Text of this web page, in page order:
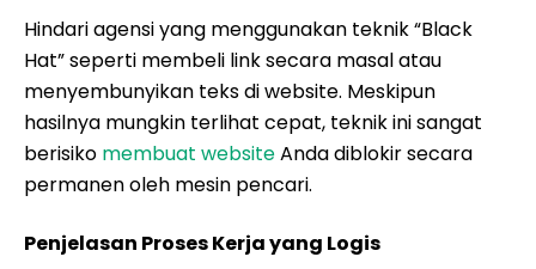
Hindari agensi yang menggunakan teknik “Black
Hat” seperti membeli link secara masal atau
menyembunyikan teks di website. Meskipun
hasilnya mungkin terlihat cepat, teknik ini sangat
berisiko membuat websiteAnda diblokir secara
permanen oleh mesin pencari.
Penjelasan Proses Kerja yang Logis